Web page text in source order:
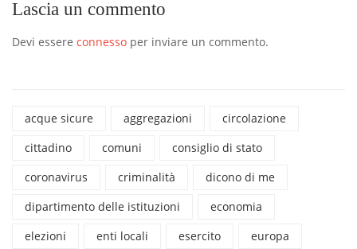
Lascia un commento
Devi essere connesso per inviare un commento.
acque sicure aggregazioni
circolazione
cittadino
comuni
consiglio di stato
coronavirus
criminalità
dicono di me
dipartimento delle istituzioni
economia
elezioni
enti locali esercito
europa